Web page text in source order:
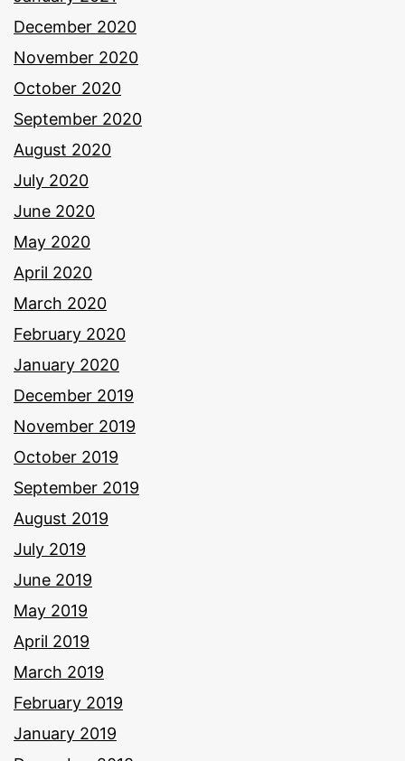
December 2020
November 2020
October 2020
September 2020
August 2020
July 2020
June 2020
May 2020
April 2020
March 2020
February 2020
January 2020
December 2019
November 2019
October 2019
September 2019
August 2019
July 2019
June 2019
May 2019
April 2019
March 2019
February 2019
January 2019